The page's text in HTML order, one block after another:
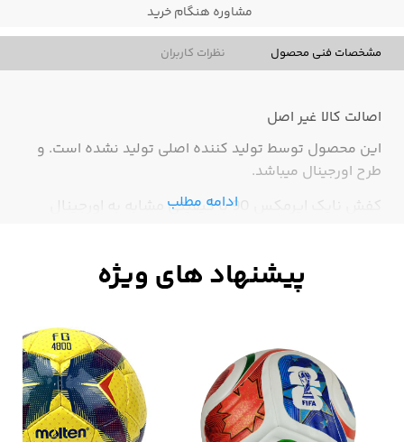
مشاوره هنگام خرید
مشخصات فنی محصول نظرات کاربران
اصالت کالا غیر اصل
این محصول توسط تولید کننده اصلی تولید نشده است. و
طرح اورجینال میباشد.
کفش نایک ایرمکس 90 با کیفیتی مشابه به اورجینال ادامه مطلب